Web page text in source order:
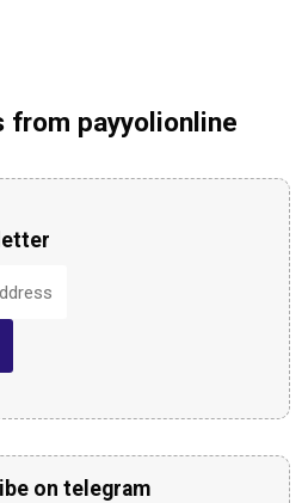
from payyolionline
on telegram